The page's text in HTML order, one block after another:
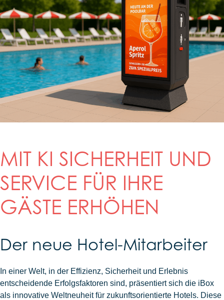
MIT KI SICHERHEIT UND
SERVICE FÜR IHRE
GÄSTE ERHÖHEN
Der neue Hotel-Mitarbeiter
In einer Welt, in der Effizienz, Sicherheit und Erlebnis
entscheidende Erfolgsfaktoren sind, präsentiert sich die iBox
als innovative Weltneuheit für zukunftsorientierte Hotels. Diese